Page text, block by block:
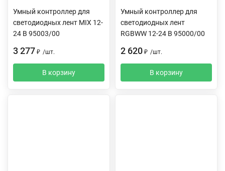
Умный контроллер для
светодиодных лент MIX 12-
24 В 95003/00
3 277 ₽ /шт.
В корзину
Умный контроллер для
светодиодных лент
RGBWW 12-24 В 95000/00
2 620 ₽ /шт.
В корзину